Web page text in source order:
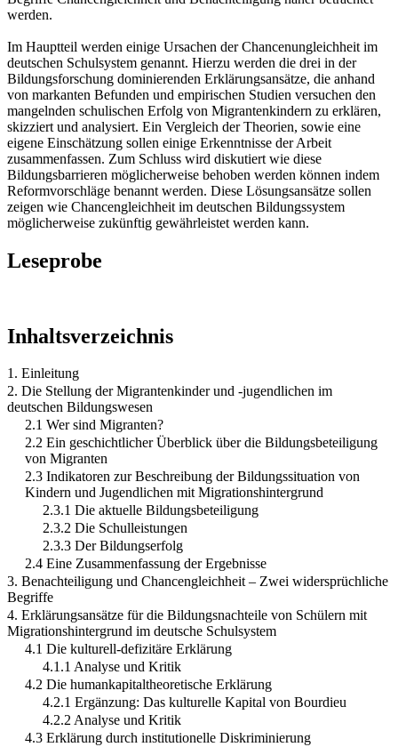
werden.
Im Hauptteil werden einige Ursachen der Chancenungleichheit im
deutschen Schulsystem genannt. Hierzu werden die drei in der
Bildungsforschung dominierenden Erklärungsansätze, die anhand
von markanten Befunden und empirischen Studien versuchen den
mangelnden schulischen Erfolg von Migrantenkindern zu erklären,
skizziert und analysiert. Ein Vergleich der Theorien, sowie eine
eigene Einschätzung sollen einige Erkenntnisse der Arbeit
zusammenfassen. Zum Schluss wird diskutiert wie diese
Bildungsbarrieren möglicherweise behoben werden können indem
Reformvorschläge benannt werden. Diese Lösungsansätze sollen
zeigen wie Chancengleichheit im deutschen Bildungssystem
möglicherweise zukünftig gewährleistet werden kann.
Leseprobe
Inhaltsverzeichnis
1. Einleitung
2. Die Stellung der Migrantenkinder und -jugendlichen im
deutschen Bildungswesen
2.1 Wer sind Migranten?
2.2 Ein geschichtlicher Überblick über die Bildungsbeteiligung
von Migranten
2.3 Indikatoren zur Beschreibung der Bildungssituation von
Kindern und Jugendlichen mit Migrationshintergrund
2.3.1 Die aktuelle Bildungsbeteiligung
2.3.2 Die Schulleistungen
2.3.3 Der Bildungserfolg
2.4 Eine Zusammenfassung der Ergebnisse
3. Benachteiligung und Chancengleichheit – Zwei widersprüchliche
Begriffe
4. Erklärungsansätze für die Bildungsnachteile von Schülern mit
Migrationshintergrund im deutsche Schulsystem
4.1 Die kulturell-defizitäre Erklärung
4.1.1 Analyse und Kritik
4.2 Die humankapitaltheoretische Erklärung
4.2.1 Ergänzung: Das kulturelle Kapital von Bourdieu
4.2.2 Analyse und Kritik
4.3 Erklärung durch institutionelle Diskriminierung